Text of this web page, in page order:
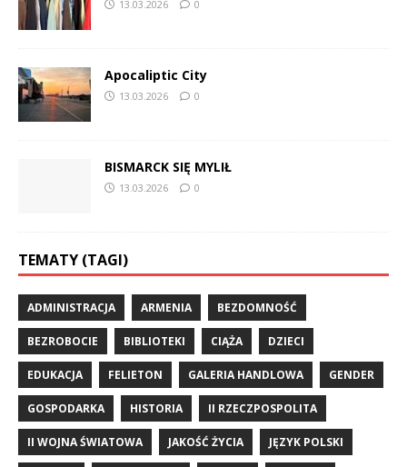
13.03.2026 0
Apocaliptic City
13.03.2026 0
BISMARCK SIĘ MYLIŁ
13.03.2026 0
TEMATY (TAGI)
ADMINISTRACJA ARMENIA BEZDOMNOŚĆ
BEZROBOCIE BIBLIOTEKI CIĄŻA DZIECI
EDUKACJA FELIETON GALERIA HANDLOWA GENDER
GOSPODARKA HISTORIA II RZECZPOSPOLITA
II WOJNA ŚWIATOWA JAKOŚĆ ŻYCIA JĘZYK POLSKI